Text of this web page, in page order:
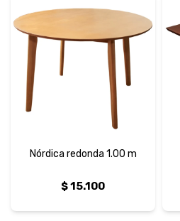
Nórdica redonda 1.00 m
$15.100